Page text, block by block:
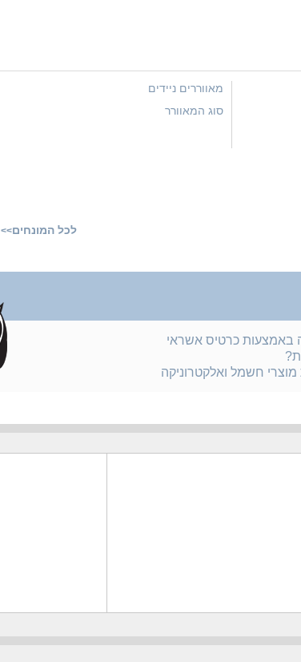
מאווררים ניידים
סוג המאוורר
לכל המונחים>>
באמצעות כרטיס אשראי
חשמל ואלקטרוניקה